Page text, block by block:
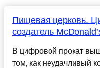
Пищевая церковь.
создатель
В цифровой прокат
том, как неудачливый